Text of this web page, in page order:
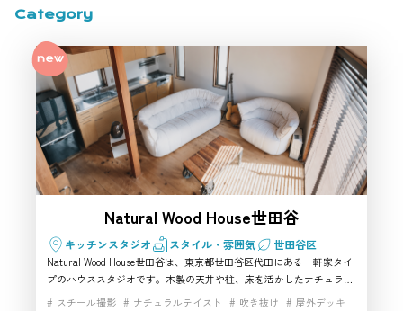
オなので、商品撮影やアパレル撮影
にもおすすめです。世田谷区の撮影
スタジオの中でも、白背景だけでは
なく、暮らしのシーンに馴染ませて
撮影したい場合に相性が良いです。
お客様
家族のシーンや日常風景の撮影にも
合いますか？
Category
Natural Wood House世田谷
キッチンスタジオ スタイル・雰囲気 世田谷区
Natural Wood House世田谷は、東京都世田谷区代田にある一軒家タイ
プのハウススタジオです。木製の天井や柱、床を活かしたナチュラル
な空間で、自然光の入るリビングや吹き抜け、キッチン、ウッドデッ
スチール撮影 ナチュラルテイスト 吹き抜け
屋外デッキ